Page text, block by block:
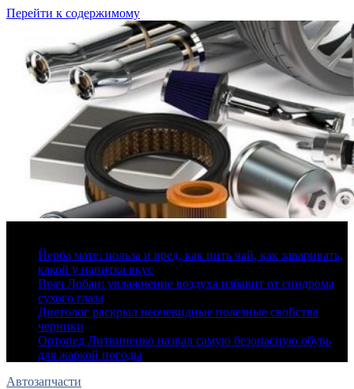
Перейти к содержимому
Йерба мате: польза и вред, как пить чай, как заваривать,
какой у напитка вкус
Врач Лобан: увлажнение воздуха избавит от синдрома
сухого глаза
Диетолог раскрыл неочевидные полезные свойства
черники
Ортопед Литвиненко назвал самую безопасную обувь
для жаркой погоды
Автозапчасти